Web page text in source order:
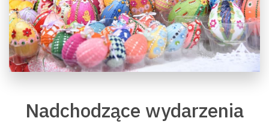
Nadchodzące wydarzenia